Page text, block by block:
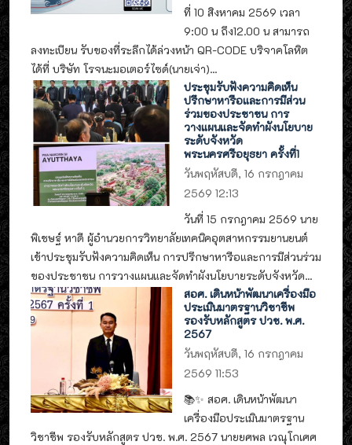
ที่ 10 สิงหาคม 2569 เวลา
9:00 น ถึง12.00 น สามารถ
ลงทะเบียน รับของที่ระลึกได้ล่วงหน้า QR-CODE บริจาคโลหิต
ได้ที่ บริษัท โรจนะมอเตอร์ไซด์(นายเจ่า)...
ประชุมรับฟังความคิดเห็น
ปรึกษาหารือและการมีส่วน
ร่วมของประชาชน การ
วางแผนและจัดทำผังนโยบาย
ระดับจังหวัด
พระนครศรีอยุธยา ครั้งที่1
วันพฤหัสบดี, 16 กรกฎาคม
2569 12:13
วันที่ 15 กรกฎาคม 2569 นาย
พิเชษฐ์ หาดี ผู้อำนวยการวิทยาลัยเทคนิคอุตสาหกรรมยานยนต์
เข้าประชุมรับฟังความคิดเห็น การปรึกษาหารือและการมีส่วนร่วม
ของประชาชน การวางแผนและจัดทำผังนโยบายระดับจังหวัด...
สอศ. เดินหน้าพัฒนาเครื่องมือ
ประเมินมาตรฐานวิชาชีพ
รองรับหลักสูตร ปวช. พ.ศ.
2567
วันพฤหัสบดี, 16 กรกฎาคม
2569 11:53
📚✨ สอศ. เดินหน้าพัฒนา
เครื่องมือประเมินมาตรฐาน
วิชาชีพ รองรับหลักสูตร ปวช. พ.ศ. 2567 นายยศพล เวณุโกเศศ